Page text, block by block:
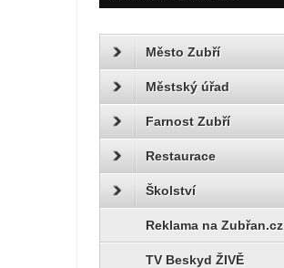
Město Zubří
Městský úřad
Farnost Zubří
Restaurace
Školství
Reklama na Zubřan.cz
TV Beskyd ŽIVĚ